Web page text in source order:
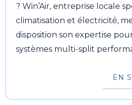
? Win’Air, entreprise locale
climatisation et électricité,
disposition son expertise
systèmes multi-split
EN